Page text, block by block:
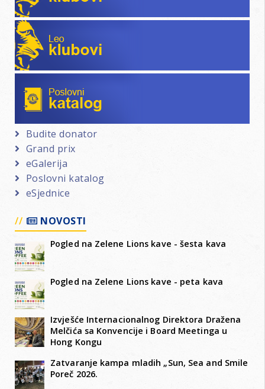
Leo klubovi
Budite donator
Grand prix
eGalerija
Poslovni katalog
eSjednice
NOVOSTI
Pogled na Zelene Lions kave - šesta kava
Pogled na Zelene Lions kave - peta kava
Izvješće Internacionalnog Direktora Dražena
Melčića sa Konvencije i Board Meetinga u
Hong Kongu
Zatvaranje kampa mladih „Sun, Sea and Smile
Poreč 2026.